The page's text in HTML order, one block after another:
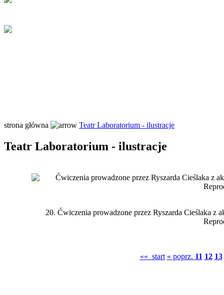
strona główna Teatr Laboratorium - ilustracje
Teatr Laboratorium - ilustracje
20. Ćwiczenia prowadzone przez Ryszarda Cieślaka z
«« start « poprz. 11 12 13